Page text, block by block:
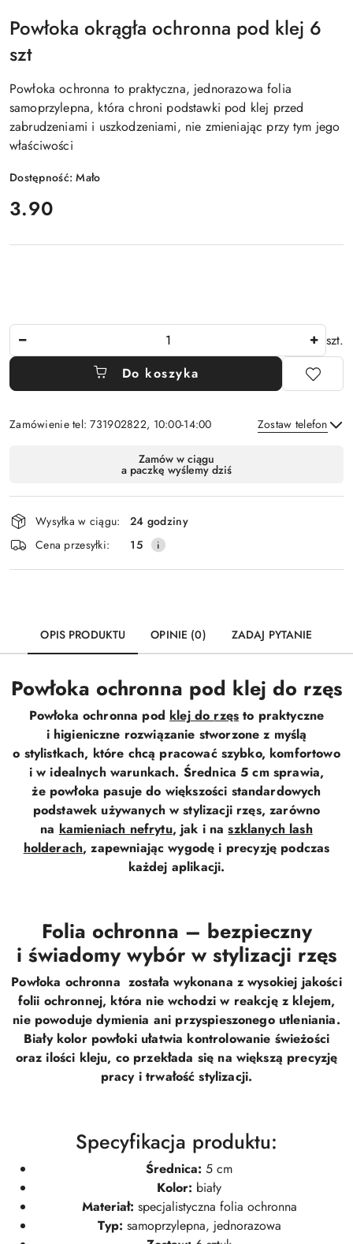
Powłoka okrągła ochronna pod klej 6
szt
Powłoka ochronna to praktyczna, jednorazowa folia
samoprzylepna, która chroni podstawki pod klej przed
zabrudzeniami i uszkodzeniami, nie zmieniając przy tym jego
właściwości
Dostępność:Mało
cena:
3.90
szt.
Do koszyka
Zamówienie tel: 731902822, 10:00-14:00 Zostaw telefon
Wyślij
dostawa
Zamów w ciągu
a paczkę wyślemy dziś
Wysyłka w ciągu:
24 godziny
Cena przesyłki:
15
OPIS PRODUKTU OPINIE (0) ZADAJ PYTANIE
Powłoka ochronna pod klej do rzęs
Powłoka ochronna pod klej do rzęs to praktyczne
i higieniczne rozwiązanie stworzone z myślą
o stylistkach, które chcą pracować szybko, komfortowo
i w idealnych warunkach. Średnica 5 cm sprawia,
że powłoka pasuje do większości standardowych
podstawek używanych w stylizacji rzęs, zarówno
na kamieniach nefrytu, jak i naszklanych lash
holderach, zapewniając wygodę i precyzję podczas
każdej aplikacji.
Folia ochronna – bezpieczny
i świadomy wybór w stylizacji rzęs
Powłoka ochronna została wykonana z wysokiej jakości
folii ochronnej, która nie wchodzi w reakcję z klejem,
nie powoduje dymienia ani przyspieszonego utleniania.
Biały kolor powłoki ułatwia kontrolowanie świeżości
oraz ilości kleju, co przekłada się na większą precyzję
pracy i trwałość stylizacji.
Specyfikacja produktu:
Średnica: 5 cm
Kolor: biały
Materiał: specjalistyczna folia ochronna
Typ: samoprzylepna, jednorazowa